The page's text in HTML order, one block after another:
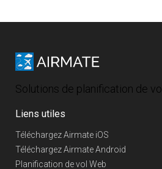
Solutions de planification de vol
Liens utiles
Téléchargez Airmate iOS
Téléchargez Airmate Android
Planification de vol Web